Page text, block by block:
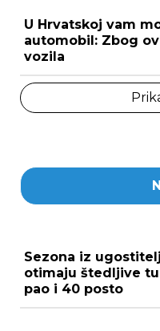
U Hrvatskoj vam
automobil: Zbog
vozila
Sezona iz
otimaju štedljive
pao i 40 posto